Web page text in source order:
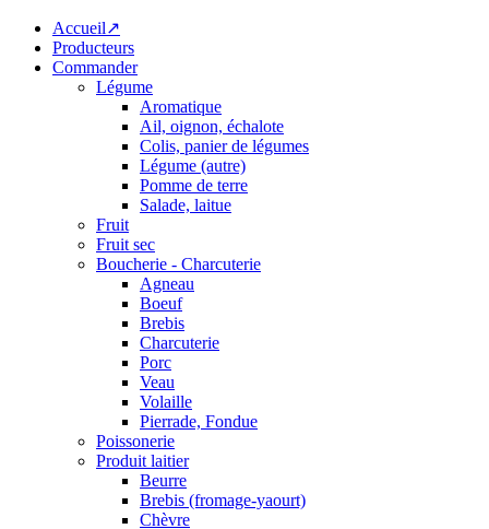
Accueil↗
Producteurs
Commander
Légume
Aromatique
Ail, oignon, échalote
Colis, panier de légumes
Légume (autre)
Pomme de terre
Salade, laitue
Fruit
Fruit sec
Boucherie - Charcuterie
Agneau
Boeuf
Brebis
Charcuterie
Porc
Veau
Volaille
Pierrade, Fondue
Poissonerie
Produit laitier
Beurre
Brebis (fromage-yaourt)
Chèvre